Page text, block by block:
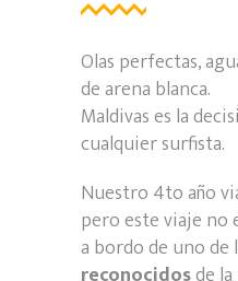
Olas perfectas,
de arena blanca.
Maldivas es la
cualquier surfista.
Nuestro 4to año
pero este viaje no
a bordo de uno de